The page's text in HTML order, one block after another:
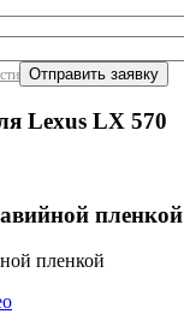
Lexus LX 570
пленкой
пленкой